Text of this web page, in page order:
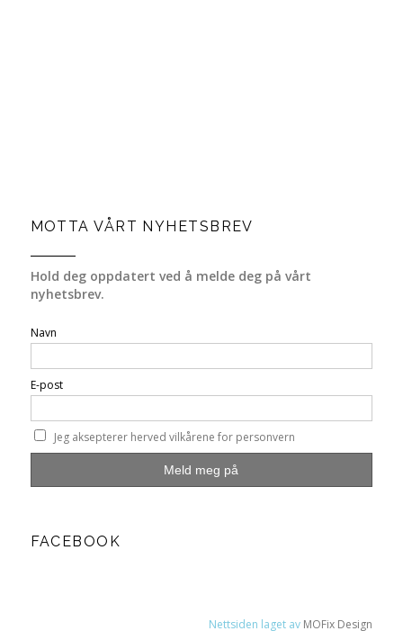
MOTTA VÅRT NYHETSBREV
Hold deg oppdatert ved å melde deg på vårt
nyhetsbrev.
Navn
E-post
Jeg aksepterer herved vilkårene for personvern
FACEBOOK
Nettsiden laget av MOFix Design